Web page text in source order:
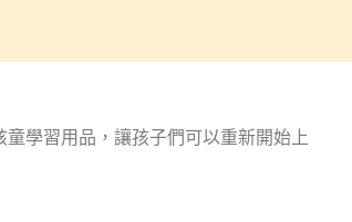
童學習用品，讓孩子們可以重新開始上